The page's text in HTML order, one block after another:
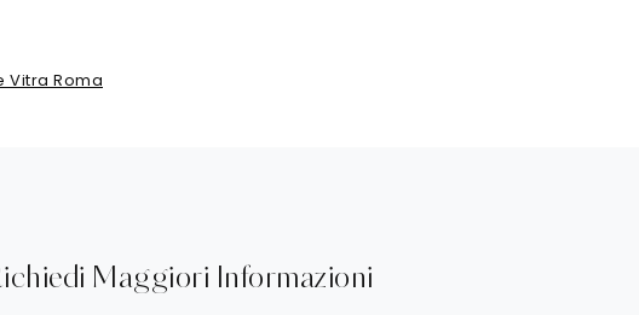
Vitra Roma
Maggiori Informazioni